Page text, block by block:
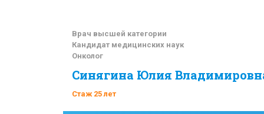
Врач высшей категории
Кандидат медицинских наук
Онколог
Терапевт
Синягина Юлия
Стаж 25 лет